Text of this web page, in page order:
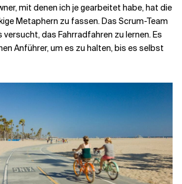
mit denen ich je gearbeitet habe, hat die
Metaphern zu fassen. Das Scrum-Team
versucht, das Fahrradfahren zu lernen. Es
Anführer, um es zu halten, bis es selbst